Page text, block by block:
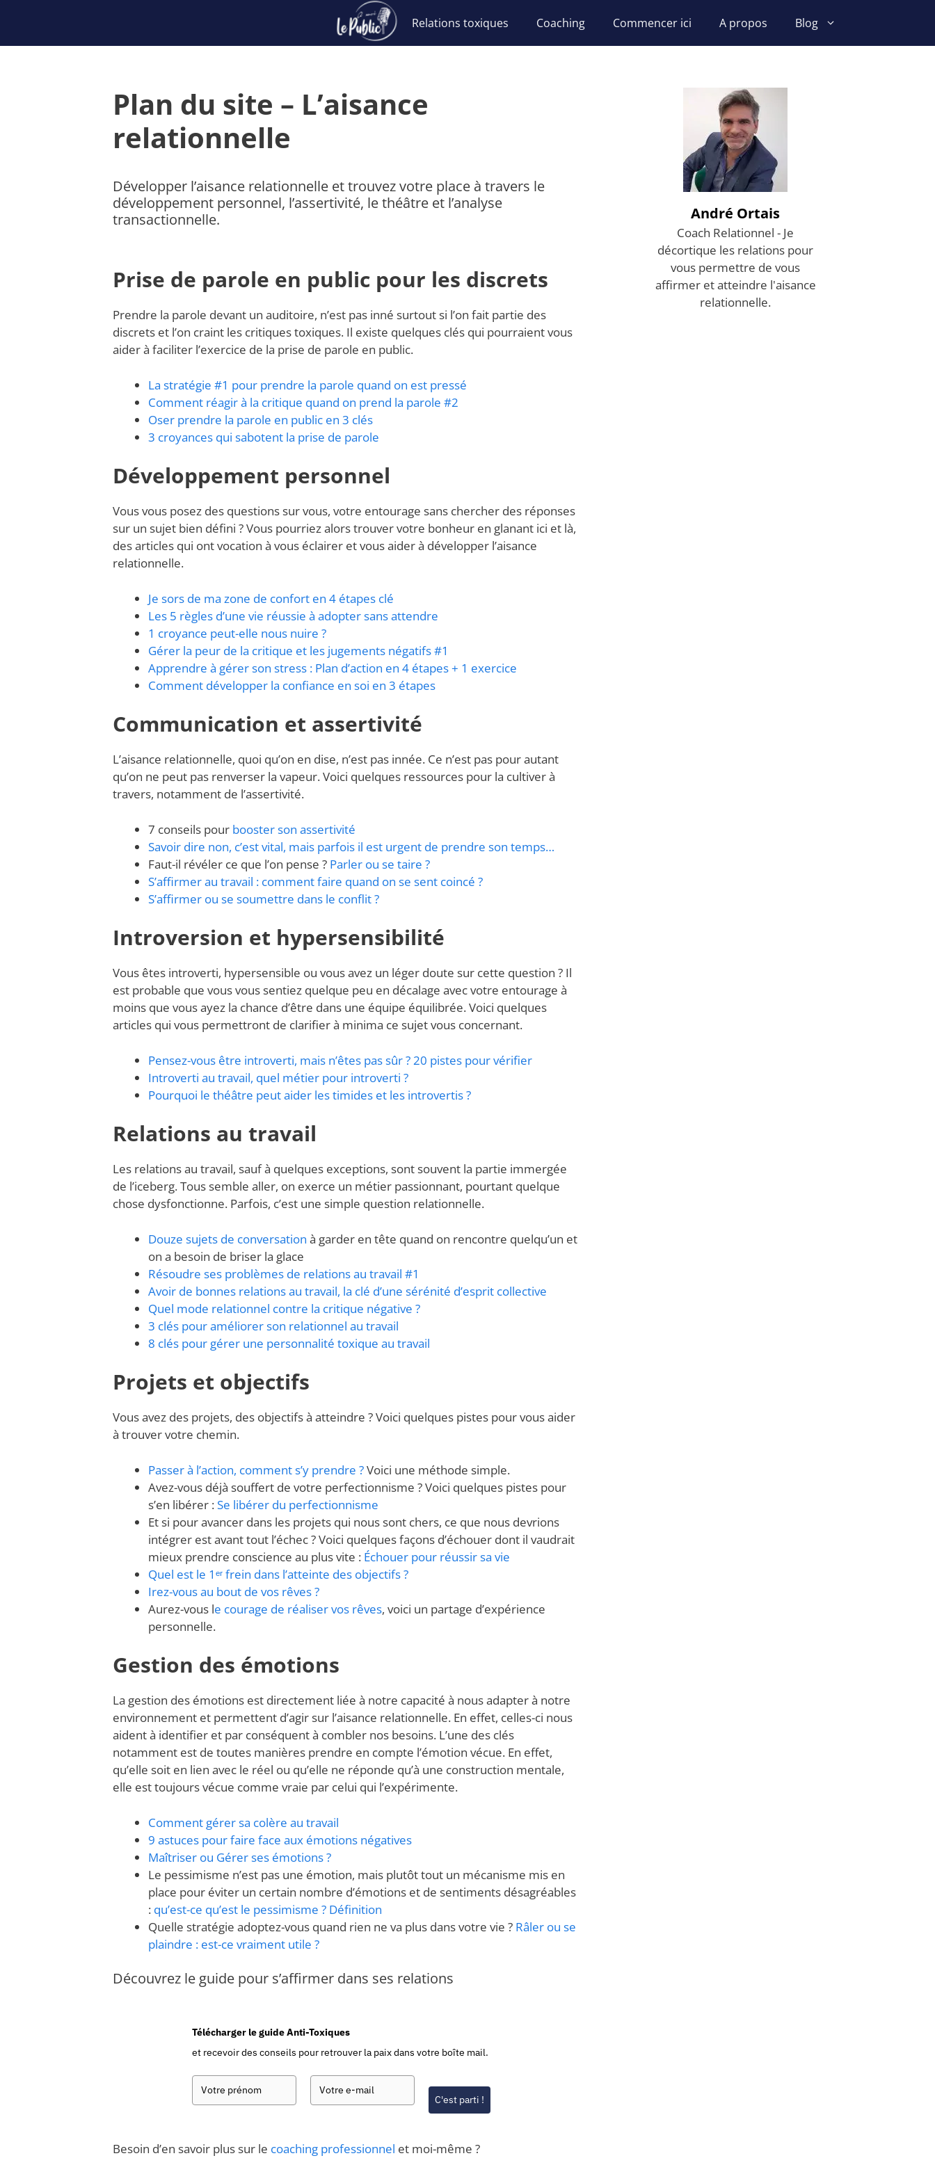
contenu
Relations toxiques Coaching Commencer ici A propos Blog
Plan du site – L’aisance
relationnelle
Développer l’aisance relationnelle et trouvez votre place à travers le
développement personnel, l’assertivité, le théâtre et l’analyse
transactionnelle.
Prise de parole en public pour les discrets
Prendre la parole devant un auditoire, n’est pas inné surtout si l’on fait partie des
discrets et l’on craint les critiques toxiques. Il existe quelques clés qui pourraient vous
aider à faciliter l’exercice de la prise de parole en public.
La stratégie #1 pour prendre la parole quand on est pressé
Comment réagir à la critique quand on prend la parole #2
Oser prendre la parole en public en 3 clés
3 croyances qui sabotent la prise de parole
Développement personnel
Vous vous posez des questions sur vous, votre entourage sans chercher des réponses
sur un sujet bien défini ? Vous pourriez alors trouver votre bonheur en glanant ici et là,
des articles qui ont vocation à vous éclairer et vous aider à développer l’aisance
relationnelle.
Je sors de ma zone de confort en 4 étapes clé
Les 5 règles d’une vie réussie à adopter sans attendre
1 croyance peut-elle nous nuire ?
Gérer la peur de la critique et les jugements négatifs #1
Apprendre à gérer son stress : Plan d’action en 4 étapes + 1 exercice
Comment développer la confiance en soi en 3 étapes
Communication et assertivité
L’aisance relationnelle, quoi qu’on en dise, n’est pas innée. Ce n’est pas pour autant
qu’on ne peut pas renverser la vapeur. Voici quelques ressources pour la cultiver à
travers, notamment de l’assertivité.
7 conseils pour booster son assertivité
Savoir dire non, c’est vital, mais parfois il est urgent de prendre son temps…
Faut-il révéler ce que l’on pense ? Parler ou se taire ?
S’affirmer au travail : comment faire quand on se sent coincé ?
S’affirmer ou se soumettre dans le conflit ?
Introversion et hypersensibilité
Vous êtes introverti, hypersensible ou vous avez un léger doute sur cette question ? Il
est probable que vous vous sentiez quelque peu en décalage avec votre entourage à
moins que vous ayez la chance d’être dans une équipe équilibrée. Voici quelques
articles qui vous permettront de clarifier à minima ce sujet vous concernant.
Pensez-vous être introverti, mais n’êtes pas sûr ? 20 pistes pour vérifier
Introverti au travail, quel métier pour introverti ?
Pourquoi le théâtre peut aider les timides et les introvertis ?
Relations au travail
Les relations au travail, sauf à quelques exceptions, sont souvent la partie immergée
de l’iceberg. Tous semble aller, on exerce un métier passionnant, pourtant quelque
chose dysfonctionne. Parfois, c’est une simple question relationnelle.
Douze sujets de conversation à garder en tête quand on rencontre quelqu’un et
on a besoin de briser la glace
Résoudre ses problèmes de relations au travail #1
Avoir de bonnes relations au travail, la clé d’une sérénité d’esprit collective
Quel mode relationnel contre la critique négative ?
3 clés pour améliorer son relationnel au travail
8 clés pour gérer une personnalité toxique au travail
Projets et objectifs
Vous avez des projets, des objectifs à atteindre ? Voici quelques pistes pour vous aider
à trouver votre chemin.
Passer à l’action, comment s’y prendre ?Voici une méthode simple.
Avez-vous déjà souffert de votre perfectionnisme ? Voici quelques pistes pour
s’en libérer :Se libérer du perfectionnisme
Et si pour avancer dans les projets qui nous sont chers, ce que nous devrions
intégrer est avant tout l’échec ? Voici quelques façons d’échouer dont il vaudrait
mieux prendre conscience au plus vite : Échouer pour réussir sa vie
Quel est le 1ᵉʳ frein dans l’atteinte des objectifs ?
Irez-vous au bout de vos rêves ?
Aurez-vous le courage de réaliser vos rêves, voici un partage d’expérience
personnelle.
Gestion des émotions
La gestion des émotions est directement liée à notre capacité à nous adapter à notre
environnement et permettent d’agir sur l’aisance relationnelle. En effet, celles-ci nous
aident à identifier et par conséquent à combler nos besoins. L’une des clés
notamment est de toutes manières prendre en compte l’émotion vécue. En effet,
qu’elle soit en lien avec le réel ou qu’elle ne réponde qu’à une construction mentale,
elle est toujours vécue comme vraie par celui qui l’expérimente.
Comment gérer sa colère au travail
9 astuces pour faire face aux émotions négatives
Maîtriser ou Gérer ses émotions ?
Le pessimisme n’est pas une émotion, mais plutôt tout un mécanisme mis en
place pour éviter un certain nombre d’émotions et de sentiments désagréables
: qu’est-ce qu’est le pessimisme ? Définition
Quelle stratégie adoptez-vous quand rien ne va plus dans votre vie ? Râler ou se
plaindre : est-ce vraiment utile ?
Découvrez le guide pour s’affirmer dans ses relations
Télécharger le guide Anti-Toxiques
et recevoir des conseils pour retrouver la paix dans votre boîte mail.
C'est parti !
Besoin d’en savoir plus sur le coaching professionnel et moi-même ?
André Ortais
Coach Relationnel - Je
décortique les relations pour
vous permettre de vous
affirmer et atteindre l'aisance
relationnelle.